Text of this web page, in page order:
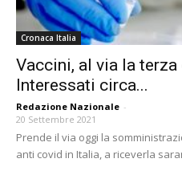
Cronaca Italia
Vaccini, al via la
Interessati circa...
Redazione Nazionale -
20 Settembre 2021
Prende il via oggi la
anti covid in Italia, a riceverla